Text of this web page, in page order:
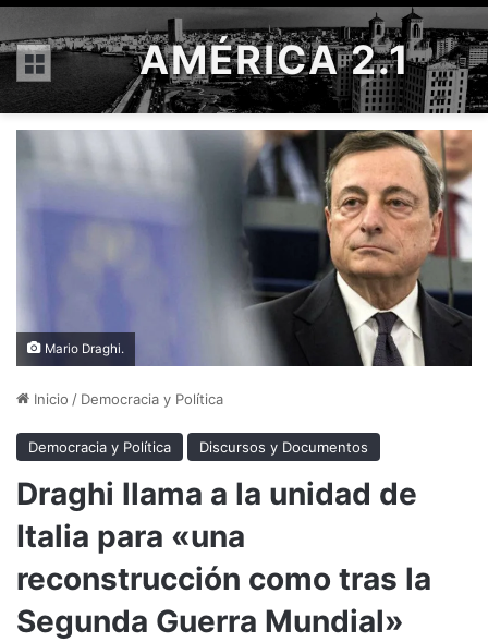
Menú AMÉRICA 2.1
Mario Draghi.
Inicio / Democracia y Política
Democracia y Política Discursos y Documentos
Draghi llama a la unidad de
Italia para «una
reconstrucción como tras la
Segunda Guerra Mundial»